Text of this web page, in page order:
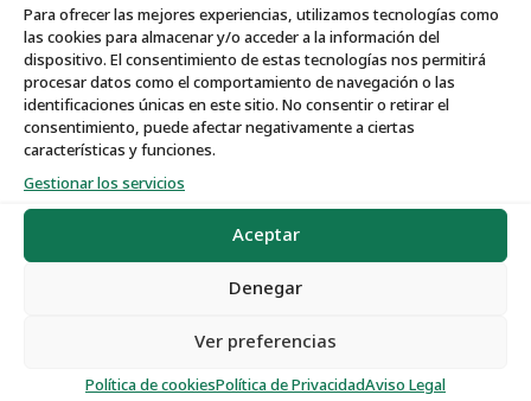
Para ofrecer las mejores experiencias, utilizamos tecnologías como
las cookies para almacenar y/o acceder a la información del
dispositivo. El consentimiento de estas tecnologías nos permitirá
procesar datos como el comportamiento de navegación o las
identificaciones únicas en este sitio. No consentir o retirar el
consentimiento, puede afectar negativamente a ciertas
características y funciones.
Gestionar los servicios
Aceptar
Denegar
Ver preferencias
Política de cookiesPolítica de PrivacidadAviso Legal
Características:
Nº de Propiedad:T081
Tipo de Propiedad:Tierra
Tipo de Operación:Venta